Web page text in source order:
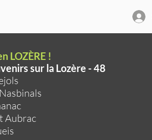
LOZÈRE !
sur la Lozère - 48
Nasbinals
Aubrac